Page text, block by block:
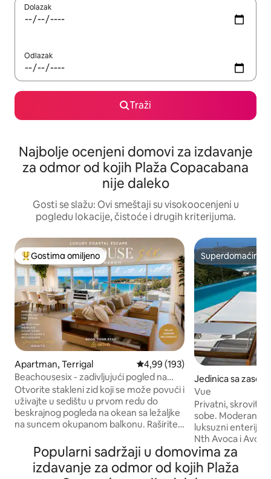
Dolazak
Odlazak
Traži
Najbolje ocenjeni domovi za izdavanje
za odmor od kojih Plaža Copacabana
nije daleko
Gosti se slažu: Ovi smeštaji su visokoocenjeni u
pogledu lokacije, čistoće i drugih kriterijuma.
Najuspešniji među gostima omiljenim
Gostima omiljeno
Apartman, Terrigal Prosečna ocena 4,99 od 5,
4,99 (193)
Beachousesix - zadivljujući pogled na
okean iz elegantnog doma
Otvorite stakleni zid koji se može povući i
uživajte u sedištu u prvom redu do
beskrajnog pogleda na okean sa ležaljke
na suncem okupanom balkonu. Raširite
Pripremite obroke u elegantnoj kuhinji
pod prozorima. Luksuzni Beach Escape
Luksuzni moderni stan sa veličanstvenim
Superdomaćin
Superdomaćin
Jedinica sa
m, North Avoca
Vue
Privatni, skroviti
sobe. Moderan
luksuzni enterijeri
Nth Avoca i
velikim dnevnim
natkrivenu
kupatilo sa tuš
Popularni sadržaji u domovima za
izdavanje za odmor od kojih Plaža